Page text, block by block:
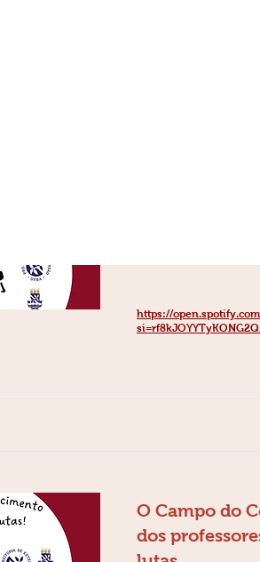
https://
O Campo do
dos